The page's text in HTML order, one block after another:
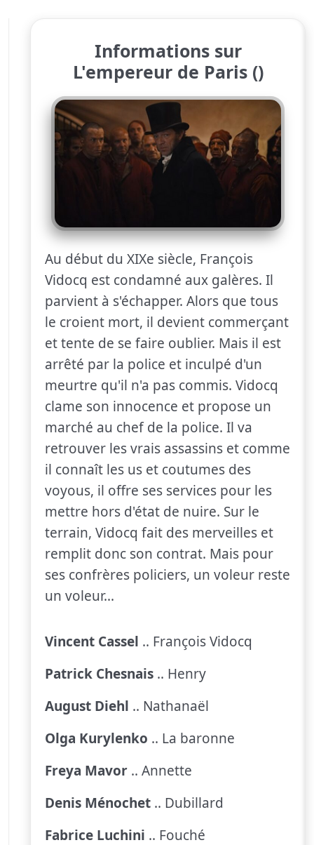
Informations sur
L'empereur de Paris ()
Au début du XIXe siècle, François
Vidocq est condamné aux galères. Il
parvient à s'échapper. Alors que tous
le croient mort, il devient commerçant
et tente de se faire oublier. Mais il est
arrêté par la police et inculpé d'un
meurtre qu'il n'a pas commis. Vidocq
clame son innocence et propose un
marché au chef de la police. Il va
retrouver les vrais assassins et comme
il connaît les us et coutumes des
voyous, il offre ses services pour les
mettre hors d'état de nuire. Sur le
terrain, Vidocq fait des merveilles et
remplit donc son contrat. Mais pour
ses confrères policiers, un voleur reste
un voleur...
Vincent Cassel .. François Vidocq
Patrick Chesnais .. Henry
August Diehl .. Nathanaël
Olga Kurylenko .. La baronne
Freya Mavor .. Annette
Denis Ménochet .. Dubillard
Fabrice Luchini .. Fouché